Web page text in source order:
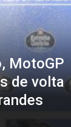
MotoGP
de volta